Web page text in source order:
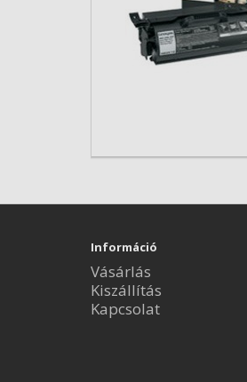
Információ
Vásárlás
Kiszállítás
Kapcsolat